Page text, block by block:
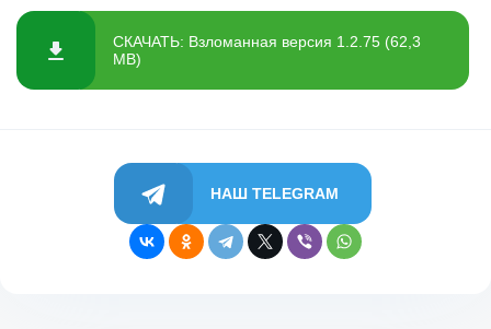
СКАЧАТЬ: Взломанная версия 1.2.75 (62,3
MB)
НАШ TELEGRAM